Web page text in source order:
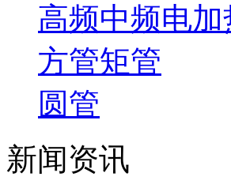
高频中频电加
方管矩管
圆管
新闻资讯